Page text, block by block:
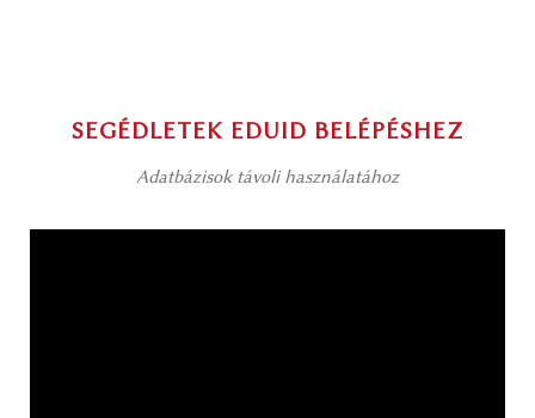
SEGÉDLETEK EDUID BELÉPÉSHEZ
Adatbázisok távoli használatához